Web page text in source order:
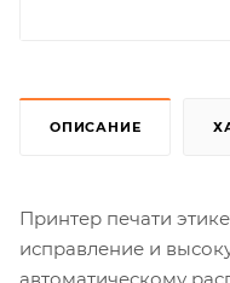
ОПИСАНИЕ
Принтер печати
исправление и